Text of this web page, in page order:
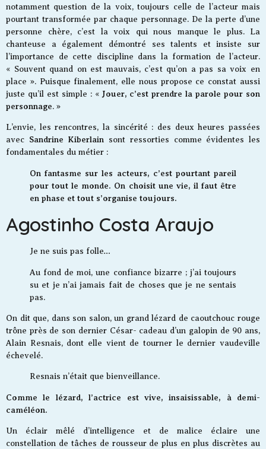
notamment question de la voix, toujours celle de l’acteur mais
pourtant transformée par chaque personnage. De la perte d’une
personne chère, c’est la voix qui nous manque le plus. La
chanteuse a également démontré ses talents et insiste sur
l’importance de cette discipline dans la formation de l’acteur.
« Souvent quand on est mauvais, c’est qu’on a pas sa voix en
place ». Puisque finalement, elle nous propose ce constat aussi
juste qu’il est simple : « Jouer, c’est prendre la parole pour son
personnage. »
L’envie, les rencontres, la sincérité : des deux heures passées
avec Sandrine Kiberlain sont ressorties comme évidentes les
fondamentales du métier :
On fantasme sur les acteurs, c’est pourtant pareil
pour tout le monde. On choisit une vie, il faut être
en phase et tout s’organise toujours.
Agostinho Costa Araujo
Je ne suis pas folle…
Au fond de moi, une confiance bizarre ; j’ai toujours
su et je n’ai jamais fait de choses que je ne sentais
pas.
On dit que, dans son salon, un grand lézard de caoutchouc rouge
trône près de son dernier César- cadeau d’un galopin de 90 ans,
Alain Resnais, dont elle vient de tourner le dernier vaudeville
échevelé.
Resnais n’était que bienveillance.
Comme le lézard, l’actrice est vive, insaisissable, à demi-
caméléon.
Un éclair mêlé d’intelligence et de malice éclaire une
constellation de tâches de rousseur de plus en plus discrètes au